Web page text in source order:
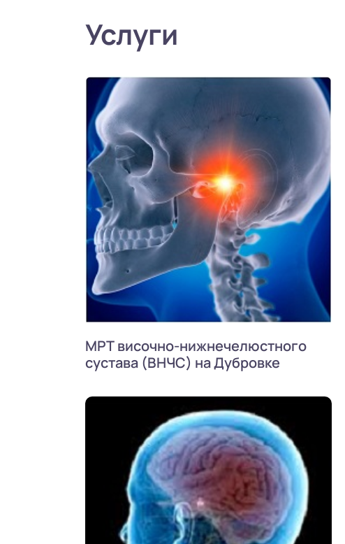
Услуги
МРТ височно-нижнечелюстного
сустава (ВНЧС) на Дубровке